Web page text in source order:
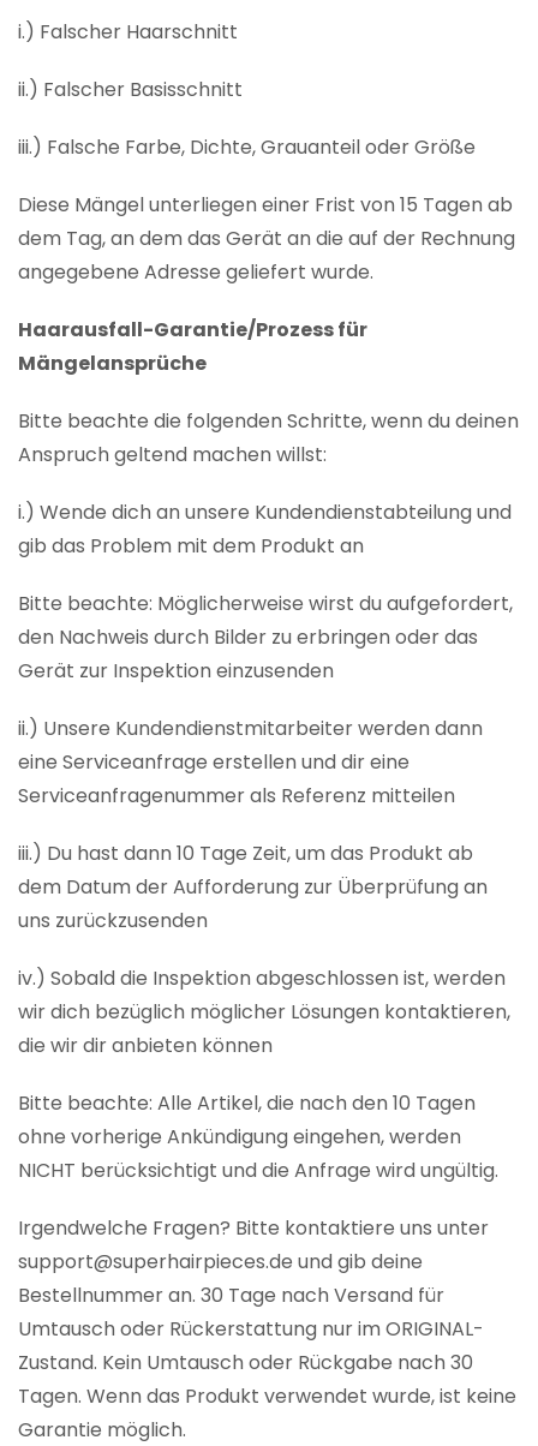
i.) Falscher Haarschnitt
ii.) Falscher Basisschnitt
iii.) Falsche Farbe, Dichte, Grauanteil oder Größe
Diese Mängel unterliegen einer Frist von 15 Tagen ab
dem Tag, an dem das Gerät an die auf der Rechnung
angegebene Adresse geliefert wurde.
Haarausfall-Garantie/Prozess für
Mängelansprüche
Bitte beachte die folgenden Schritte, wenn du deinen
Anspruch geltend machen willst:
i.) Wende dich an unsere Kundendienstabteilung und
gib das Problem mit dem Produkt an
Bitte beachte: Möglicherweise wirst du aufgefordert,
den Nachweis durch Bilder zu erbringen oder das
Gerät zur Inspektion einzusenden
ii.) Unsere Kundendienstmitarbeiter werden dann
eine Serviceanfrage erstellen und dir eine
Serviceanfragenummer als Referenz mitteilen
iii.) Du hast dann 10 Tage Zeit, um das Produkt ab
dem Datum der Aufforderung zur Überprüfung an
uns zurückzusenden
iv.) Sobald die Inspektion abgeschlossen ist, werden
wir dich bezüglich möglicher Lösungen kontaktieren,
die wir dir anbieten können
Bitte beachte: Alle Artikel, die nach den 10 Tagen
ohne vorherige Ankündigung eingehen, werden
NICHT berücksichtigt und die Anfrage wird ungültig.
Irgendwelche Fragen? Bitte kontaktiere uns unter
support@superhairpieces.de und gib deine
Bestellnummer an. 30 Tage nach Versand für
Umtausch oder Rückerstattung nur im ORIGINAL-
Zustand. Kein Umtausch oder Rückgabe nach 30
Tagen. Wenn das Produkt verwendet wurde, ist keine
Garantie möglich.